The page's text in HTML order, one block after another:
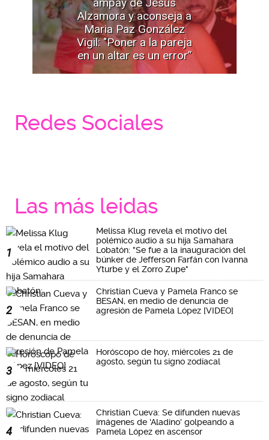
Alzamora y aconseja a
Maria Paz González
Vigil: "Poner a la pareja
en un altar es un error”
Redes Sociales
Las más leidas
1
Melissa Klug revela el motivo del
polémico audio a su hija Samahara
Lobatón: "Se fue a la inauguración del
búnker de Jefferson Farfán con Ivanna
Yturbe y el Zorro Zupe"
2
Christian Cueva y Pamela Franco se
BESAN, en medio de denuncia de
agresión de Pamela López [VIDEO]
3
Horóscopo de hoy, miércoles 21 de
agosto, según tu signo zodiacal
4
Christian Cueva: Se difunden nuevas
imágenes de 'Aladino' golpeando a
Pamela López en ascensor